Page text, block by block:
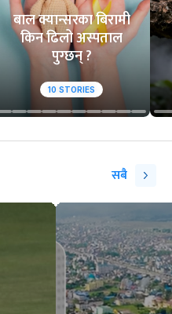
बाल क्यान्सरका बिरामी
किन ढिलो अस्पताल
पुग्छन् ?
10 STORIES
सबै